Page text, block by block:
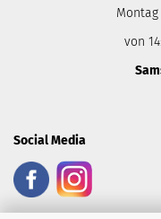
von
Social Media